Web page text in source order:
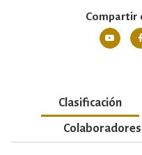
Compartir
Clasificación
Colaboradores